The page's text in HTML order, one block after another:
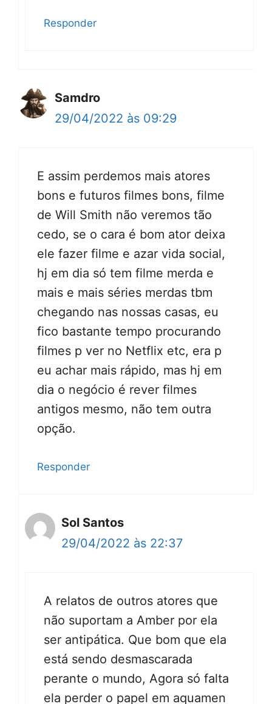
Responder
Samdro
29/04/2022 às 09:29
E assim perdemos mais atores
bons e futuros filmes bons, filme
de Will Smith não veremos tão
cedo, se o cara é bom ator deixa
ele fazer filme e azar vida social,
hj em dia só tem filme merda e
mais e mais séries merdas tbm
chegando nas nossas casas, eu
fico bastante tempo procurando
filmes p ver no Netflix etc, era p
eu achar mais rápido, mas hj em
dia o negócio é rever filmes
antigos mesmo, não tem outra
opção.
Responder
Sol Santos
29/04/2022 às 22:37
A relatos de outros atores que
não suportam a Amber por ela
ser antipática. Que bom que ela
está sendo desmascarada
perante o mundo, Agora só falta
ela perder o papel em aquamen